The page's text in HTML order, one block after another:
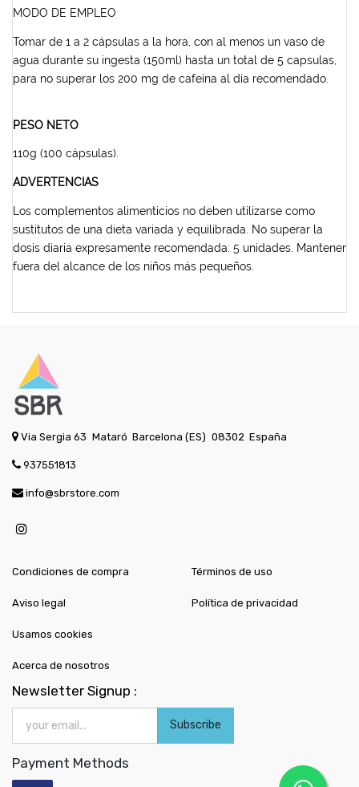
MODO DE EMPLEO
Tomar de 1 a 2 cápsulas a la hora, con al menos un vaso de
agua durante su ingesta (150ml) hasta un total de 5 capsulas,
para no superar los 200 mg de cafeína al día recomendado.
PESO NETO
110g (100 cápsulas).
ADVERTENCIAS
Los complementos alimenticios no deben utilizarse como
sustitutos de una dieta variada y equilibrada. No superar la
dosis diaria expresamente recomendada: 5 unidades. Mantener
fuera del alcance de los niños más pequeños.
Via Sergia 63 Mataró Barcelona (ES) 08302 España
937551813
info@sbrstore.com
Condiciones de compra
Aviso legal
Términos de uso
Política de privacidad
Usamos cookies
Acerca de nosotros
Newsletter Signup :
Subscribe
Payment Methods